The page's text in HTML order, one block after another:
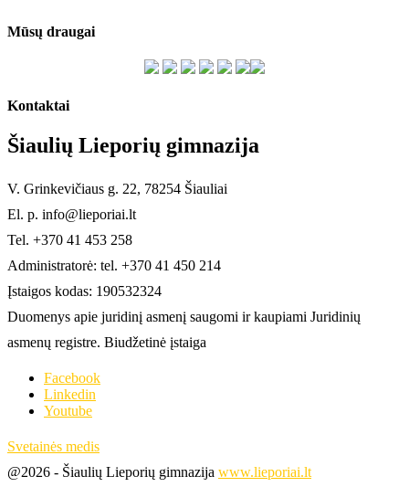
Mūsų draugai
Kontaktai
Šiaulių Lieporių gimnazija
V. Grinkevičiaus g. 22, 78254 Šiauliai
El. p. info@lieporiai.lt
Tel. +370 41 453 258
Administratorė: tel. +370 41 450 214
Įstaigos kodas: 190532324
Duomenys apie juridinį asmenį saugomi ir kaupiami Juridinių
asmenų registre. Biudžetinė įstaiga
Facebook
Linkedin
Youtube
Svetainės medis
@2026 - Šiaulių Lieporių gimnazija www.lieporiai.lt